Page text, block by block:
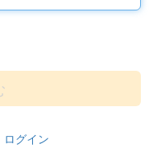
ログイン